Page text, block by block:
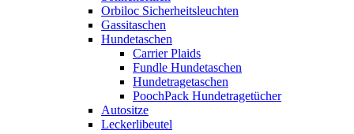
Orbiloc Sicherheitsleuchten
Gassitaschen
Hundetaschen
Carrier Plaids
Fundle Hundetaschen
Hundetragetaschen
PoochPack Hundetragetücher
Autositze
Leckerlibeutel